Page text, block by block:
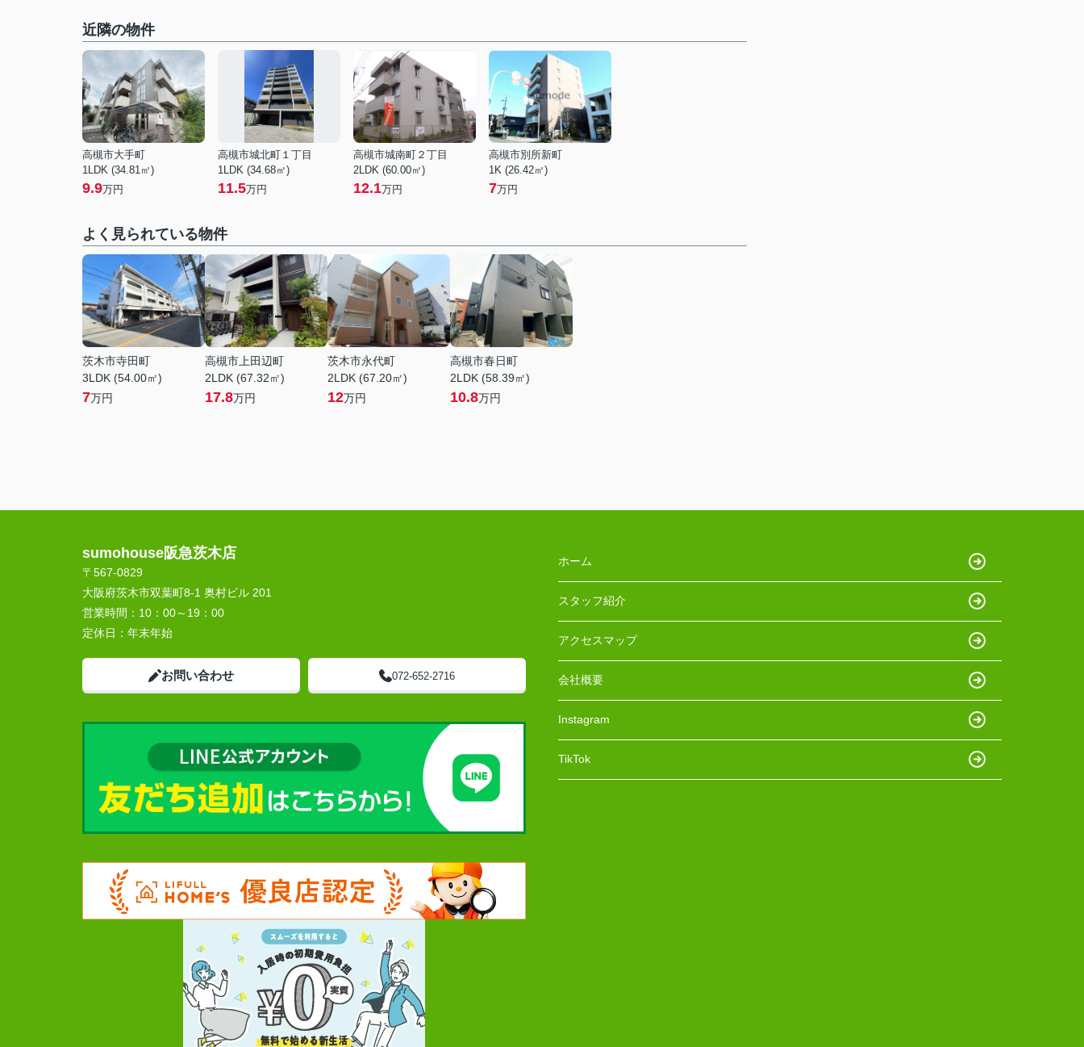
近隣の物件
高槻市大手町
1LDK (34.81㎡)
9.9万円
高槻市城北町１丁目
1LDK (34.68㎡)
11.5万円
高槻市城南町２丁目
2LDK (60.00㎡)
12.1万円
高槻市別所新町
1K (26.42㎡)
7万円
よく見られている物件
茨木市寺田町
3LDK (54.00㎡)
7万円
高槻市上田辺町
2LDK (67.32㎡)
17.8万円
茨木市永代町
2LDK (67.20㎡)
12万円
高槻市春日町
2LDK (58.39㎡)
10.8万円
sumohouse阪急茨木店
〒567-0829
大阪府茨木市双葉町8-1 奥村ビル 201
営業時間： 10：00～19：00
定休日： 年末年始
お問い合わせ 072-652-2716
ホーム
スタッフ紹介
アクセスマップ
会社概要
Instagram
TikTok